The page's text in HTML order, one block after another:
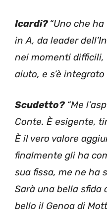
Icardi? “Uno che
in A, da leader
nei momenti difficili,
aiuto, e s’è integrato
Scudetto?“Me
Conte. È esigente,
È il vero valore
finalmente gli ha
sua fissa, me ne ha
Sarà una bella sfida
bello il Genoa di